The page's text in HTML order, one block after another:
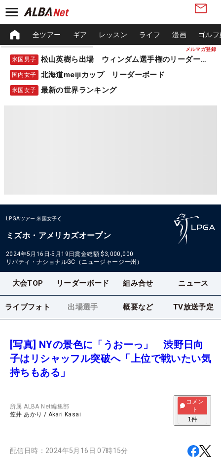
メルマガ登録
全ツアー ギア レッスン ライフ 漫画 ゴル
米国男子 松山英樹ら出場 ウィンダム選手権のリーダーボード
国内女子 北海道meijiカップ リーダーボード
米国女子 最新の世界ランキング
LPGAツアー 米国女子
ミズホ・アメリカズオープン
2024年5月16日-5月19日賞金総額 $3,000,000
リバティ・ナショナルGC（ニュージャージー州）
大会TOP リーダーボード 組み合せ ニュース
ライブフォト 出場選手 概要など TV放送予定
[写真] NYの景色に「うおーっ」 渋野日向
子はリシャッフル突破へ「上位で戦いたい気
持ちもある」
所属ALBA Net編集部
笠井 あかり / Akari Kasai
コメン
ト
1件
配信日時： 2024年5月16日 07時15分